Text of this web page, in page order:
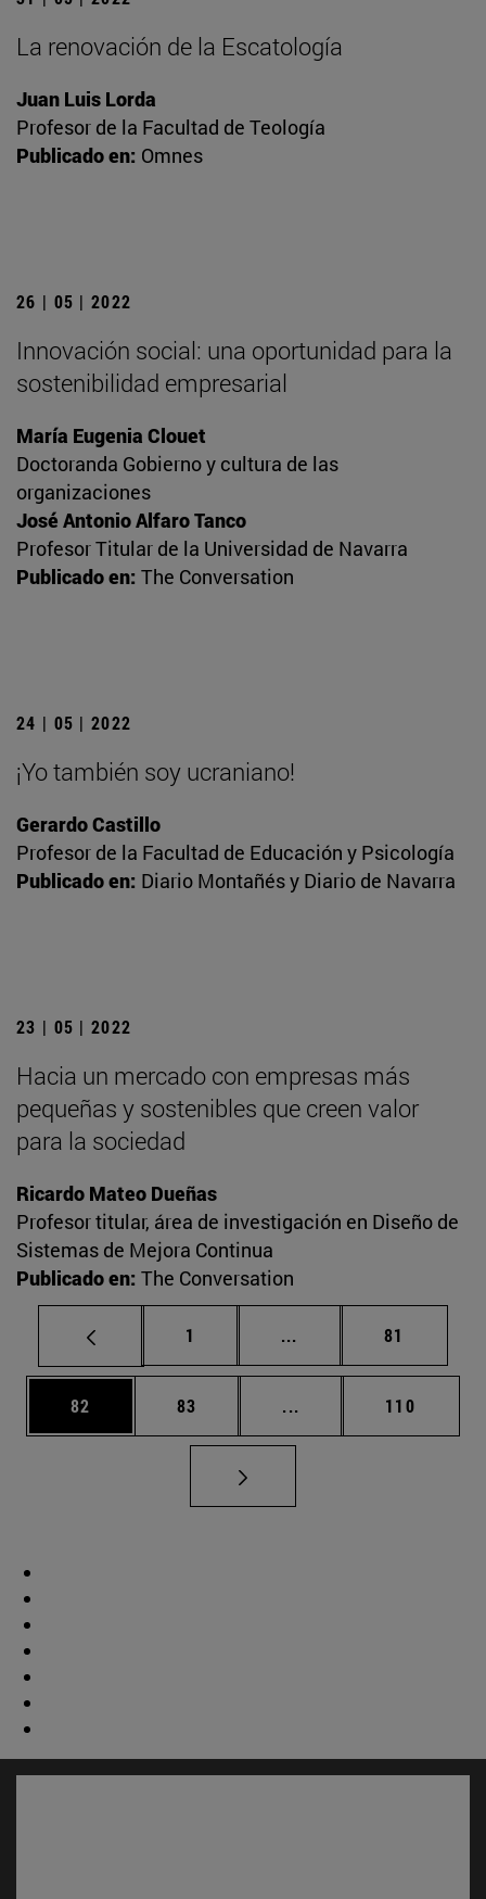
La renovación de la Escatología
Juan Luis Lorda
Profesor de la Facultad de Teología
Publicado en: Omnes
26 | 05 | 2022
Innovación social: una oportunidad para la
sostenibilidad empresarial
María Eugenia Clouet
Doctoranda Gobierno y cultura de las
organizaciones
José Antonio Alfaro Tanco
Profesor Titular de la Universidad de Navarra
Publicado en: The Conversation
24 | 05 | 2022
¡Yo también soy ucraniano!
Gerardo Castillo
Profesor de la Facultad de Educación y Psicología
Publicado en: Diario Montañés y Diario de Navarra
23 | 05 | 2022
Hacia un mercado con empresas más
pequeñas y sostenibles que creen valor
para la sociedad
Ricardo Mateo Dueñas
Profesor titular, área de investigación en Diseño de
Sistemas de Mejora Continua
Publicado en: The Conversation
Página
1 ... Páginas intermedias
Página
81
Página
82 Página
83 ... Páginas intermedias
Página
110